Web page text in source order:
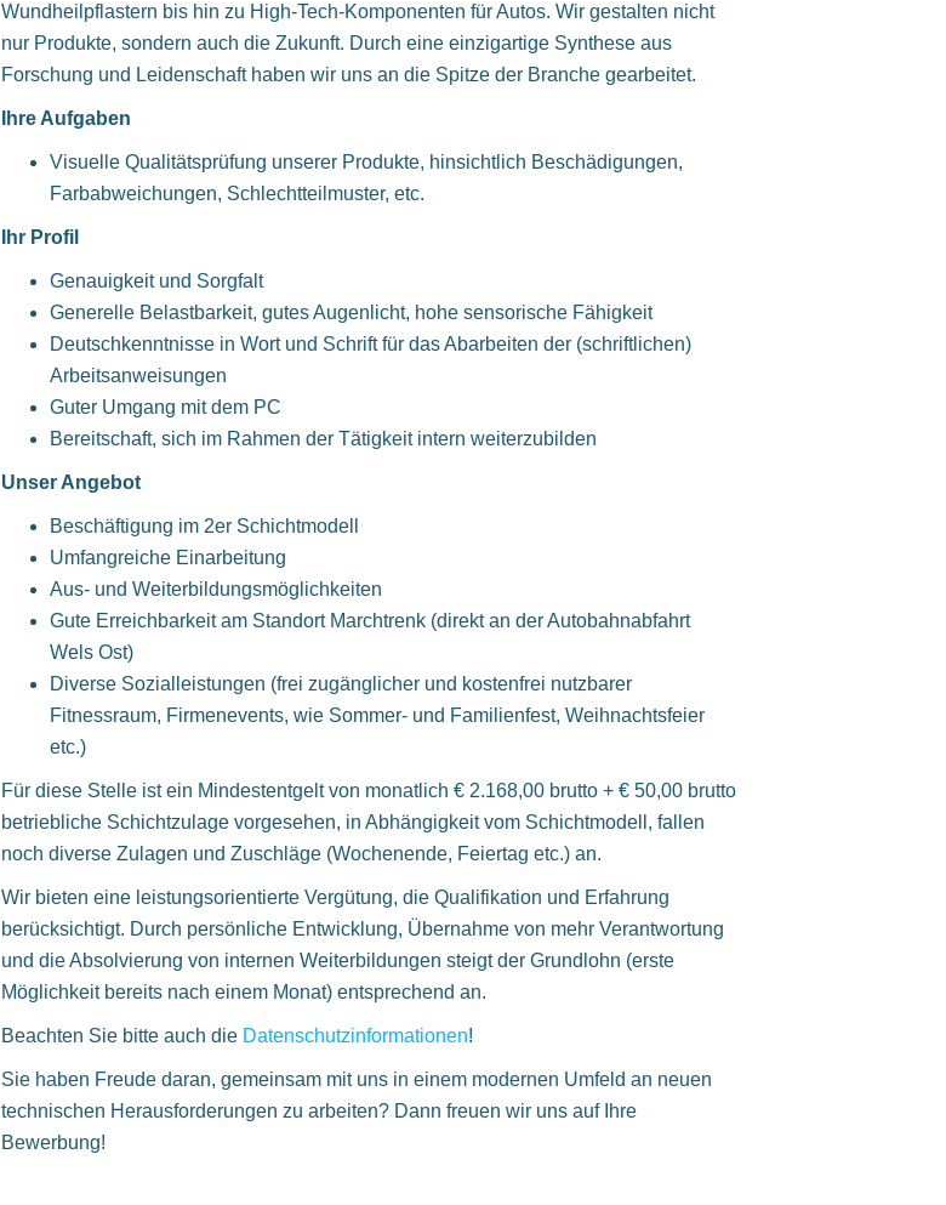
Wundheilpflastern bis hin zu High-Tech-Komponenten für Autos. Wir gestalten nicht
nur Produkte, sondern auch die Zukunft. Durch eine einzigartige Synthese aus
Forschung und Leidenschaft haben wir uns an die Spitze der Branche gearbeitet.
Ihre Aufgaben
Visuelle Qualitätsprüfung unserer Produkte, hinsichtlich Beschädigungen,
Farbabweichungen, Schlechtteilmuster, etc.
Ihr Profil
Genauigkeit und Sorgfalt
Generelle Belastbarkeit, gutes Augenlicht, hohe sensorische Fähigkeit
Deutschkenntnisse in Wort und Schrift für das Abarbeiten der (schriftlichen)
Arbeitsanweisungen
Guter Umgang mit dem PC
Bereitschaft, sich im Rahmen der Tätigkeit intern weiterzubilden
Unser Angebot
Beschäftigung im 2er Schichtmodell
Umfangreiche Einarbeitung
Aus- und Weiterbildungsmöglichkeiten
Gute Erreichbarkeit am Standort Marchtrenk (direkt an der Autobahnabfahrt
Wels Ost)
Diverse Sozialleistungen (frei zugänglicher und kostenfrei nutzbarer
Fitnessraum, Firmenevents, wie Sommer- und Familienfest, Weihnachtsfeier
etc.)
Für diese Stelle ist ein Mindestentgelt von monatlich € 2.168,00 brutto + € 50,00 brutto
betriebliche Schichtzulage vorgesehen, in Abhängigkeit vom Schichtmodell, fallen
noch diverse Zulagen und Zuschläge (Wochenende, Feiertag etc.) an.
Wir bieten eine leistungsorientierte Vergütung, die Qualifikation und Erfahrung
berücksichtigt. Durch persönliche Entwicklung, Übernahme von mehr Verantwortung
und die Absolvierung von internen Weiterbildungen steigt der Grundlohn (erste
Möglichkeit bereits nach einem Monat) entsprechend an.
Beachten Sie bitte auch die Datenschutzinformationen!
Sie haben Freude daran, gemeinsam mit uns in einem modernen Umfeld an neuen
technischen Herausforderungen zu arbeiten? Dann freuen wir uns auf Ihre
Bewerbung!